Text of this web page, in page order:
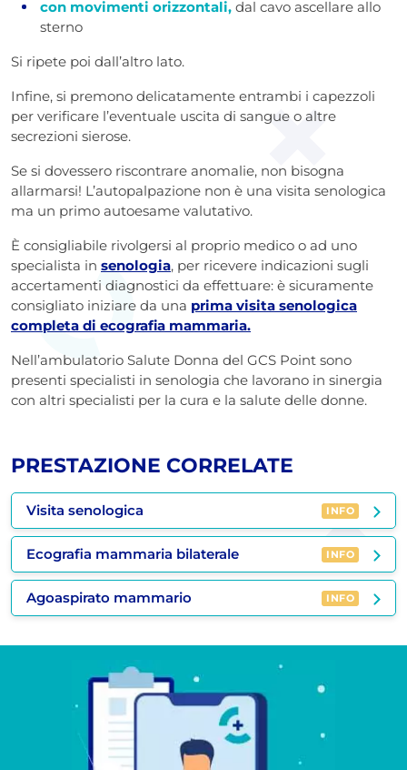
con movimenti orizzontali, dal cavo ascellare allo
sterno
Si ripete poi dall’altro lato.
Infine, si premono delicatamente entrambi i capezzoli
per verificare l’eventuale uscita di sangue o altre
secrezioni sierose.
Se si dovessero riscontrare anomalie, non bisogna
allarmarsi! L’autopalpazione non è una visita senologica
ma un primo autoesame valutativo.
È consigliabile rivolgersi al proprio medico o ad uno
specialista in senologia, per ricevere indicazioni sugli
accertamenti diagnostici da effettuare: è sicuramente
consigliato iniziare da una prima visita senologica
completa di ecografia mammaria.
Nell’ambulatorio Salute Donna del GCS Point sono
presenti specialisti in senologia che lavorano in sinergia
con altri specialisti per la cura e la salute delle donne.
PRESTAZIONE CORRELATE
Visita senologica INFO
Ecografia mammaria bilaterale INFO
Agoaspirato mammario INFO